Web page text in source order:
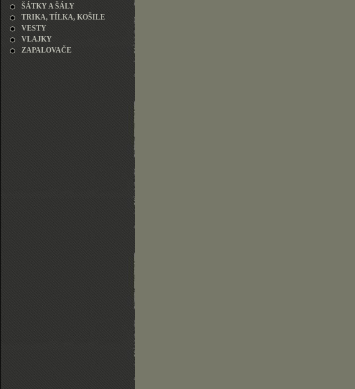
ŠÁTKY A ŠÁLY
TRIKA, TÍLKA, KOŠILE
VESTY
VLAJKY
ZAPALOVAČE